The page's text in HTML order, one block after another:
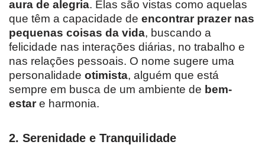
aura de alegria. Elas são vistas como aquelas
que têm a capacidade de encontrar prazer nas
pequenas coisas da vida, buscando a
felicidade nas interações diárias, no trabalho e
nas relações pessoais. O nome sugere uma
personalidade otimista, alguém que está
sempre em busca de um ambiente de bem-
estare harmonia.
2. Serenidade e Tranquilidade